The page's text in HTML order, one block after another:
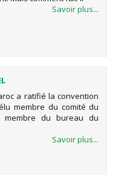
Savoir plus...
a ratifié la convention
membre du comité du
membre du bureau du
Savoir plus...